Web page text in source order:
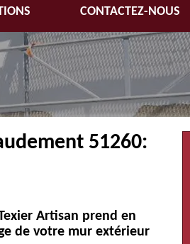
CONTACTEZ-NOUS
51260:
Artisan prend en
de votre mur extérieur